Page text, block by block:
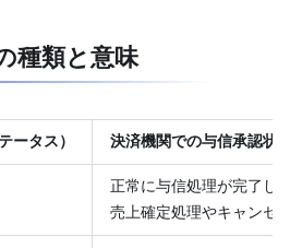
種類と意味
ータス） 決済機関での与信承認状
正常に与信処理が完了し
売上確定処理やキャンセ